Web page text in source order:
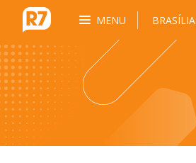
MENU BRASÍLIA